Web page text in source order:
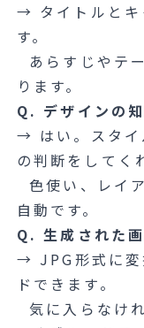
→ タイトルとキ
す。
あらすじやテ
ります。
Q. デザインの
→ はい。スタイ
の判断をしてく
色使い、レイ
自動です。
Q. 生成された
→ JPG形式に変
ドできます。
気に入らなけ